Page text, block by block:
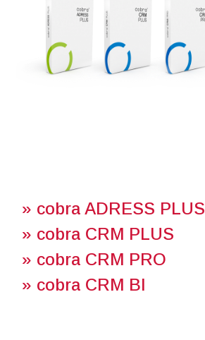
» cobra ADRESS PLUS
» cobra CRM PLUS
» cobra CRM PRO
» cobra CRM BI